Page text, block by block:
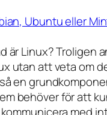
Ubuntu eller
är Linux? Troligen
utan att veta om
en
behöver för att